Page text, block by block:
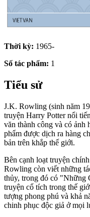
Thời kỳ: 1965-
Số tác phẩm: 1
Tiểu sử
J.K. Rowling (sinh năm
truyện Harry Potter nổi
văn thành công và có ảnh
phẩm được dịch ra hàng
bản trên khắp thế giới.
Bên cạnh loạt truyện
Rowling còn viết những
thủy, trong đó có "Những
truyện cổ tích trong thế
tượng phong phú và khả
chinh phục độc giả ở mọi